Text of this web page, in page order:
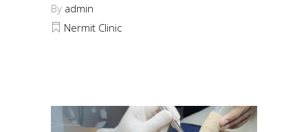
By admin
Nermit Clinic